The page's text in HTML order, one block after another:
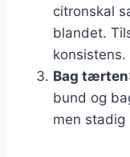
citronskal
blandet.
konsistens.
Bag tærten
bund og
men